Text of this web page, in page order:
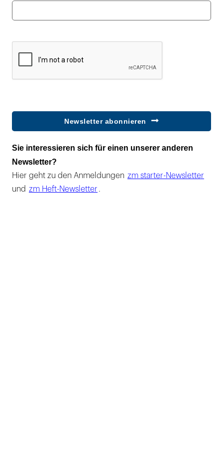
Newsletter abonnieren
Sie interessieren sich für einen unserer anderen
Newsletter?
Hier geht zu den Anmeldungen zm starter-Newsletter
und zm Heft-Newsletter .